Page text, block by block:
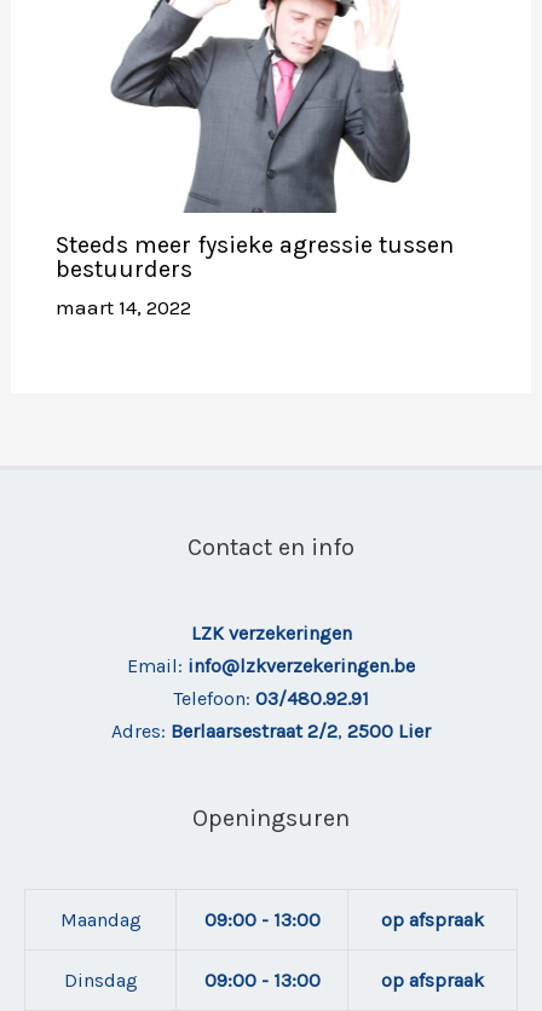
Steeds meer fysieke agressie tussen
bestuurders
maart 14, 2022
Contact en info
LZK verzekeringen
Email: info@lzkverzekeringen.be
Telefoon: 03/480.92.91
Adres: Berlaarsestraat 2/2, 2500 Lier
Openingsuren
Maandag 09:00 - 13:00 op afspraak
Dinsdag 09:00 - 13:00 op afspraak